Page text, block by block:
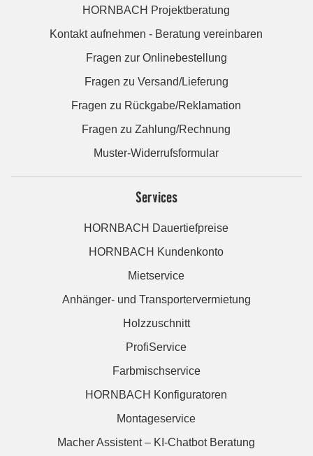
HORNBACH Projektberatung
Kontakt aufnehmen - Beratung vereinbaren
Fragen zur Onlinebestellung
Fragen zu Versand/Lieferung
Fragen zu Rückgabe/Reklamation
Fragen zu Zahlung/Rechnung
Muster-Widerrufsformular
Services
HORNBACH Dauertiefpreise
HORNBACH Kundenkonto
Mietservice
Anhänger- und Transportervermietung
Holzzuschnitt
ProfiService
Farbmischservice
HORNBACH Konfiguratoren
Montageservice
Macher Assistent – KI-Chatbot Beratung